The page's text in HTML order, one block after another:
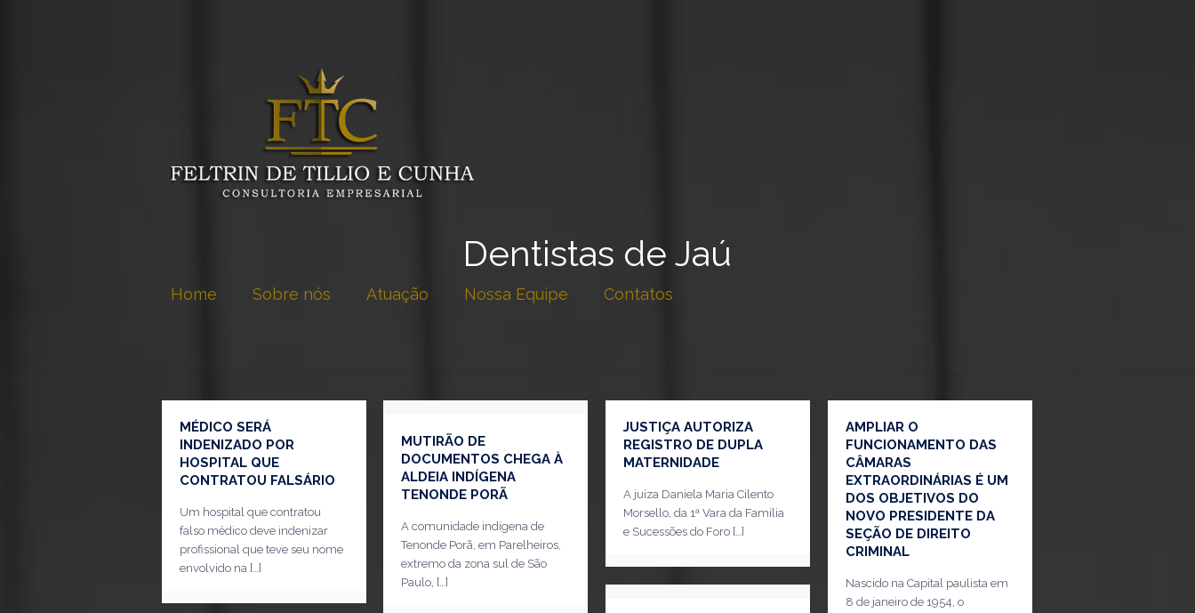
Home Sobre nós Atuação Nossa Equipe Contatos
Dentistas de Jaú
MÉDICO SERÁ
INDENIZADO POR
HOSPITAL QUE
CONTRATOU FALSÁRIO
Um hospital que contratou
falso médico deve indenizar
profissional que teve seu nome
envolvido na […]
MUTIRÃO DE
DOCUMENTOS CHEGA À
ALDEIA INDÍGENA
TENONDE PORÃ
A comunidade indígena de
Tenonde Porã, em Parelheiros,
extremo da zona sul de São
Paulo, […]
JUSTIÇA AUTORIZA
REGISTRO DE DUPLA
MATERNIDADE
A juíza Daniela Maria Cilento
Morsello, da 1ª Vara da Família
e Sucessões do Foro […]
AMPLIAR O
FUNCIONAMENTO DAS
CÂMARAS
EXTRAORDINÁRIAS É UM
DOS OBJETIVOS DO
NOVO PRESIDENTE DA
SEÇÃO DE DIREITO
CRIMINAL
Nascido na Capital paulista em
8 de janeiro de 1954, o